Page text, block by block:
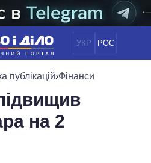
УКР РОС
ПОЛІТИКА
ЕКОНОМІКА
публікацій›Фінанси
на 2